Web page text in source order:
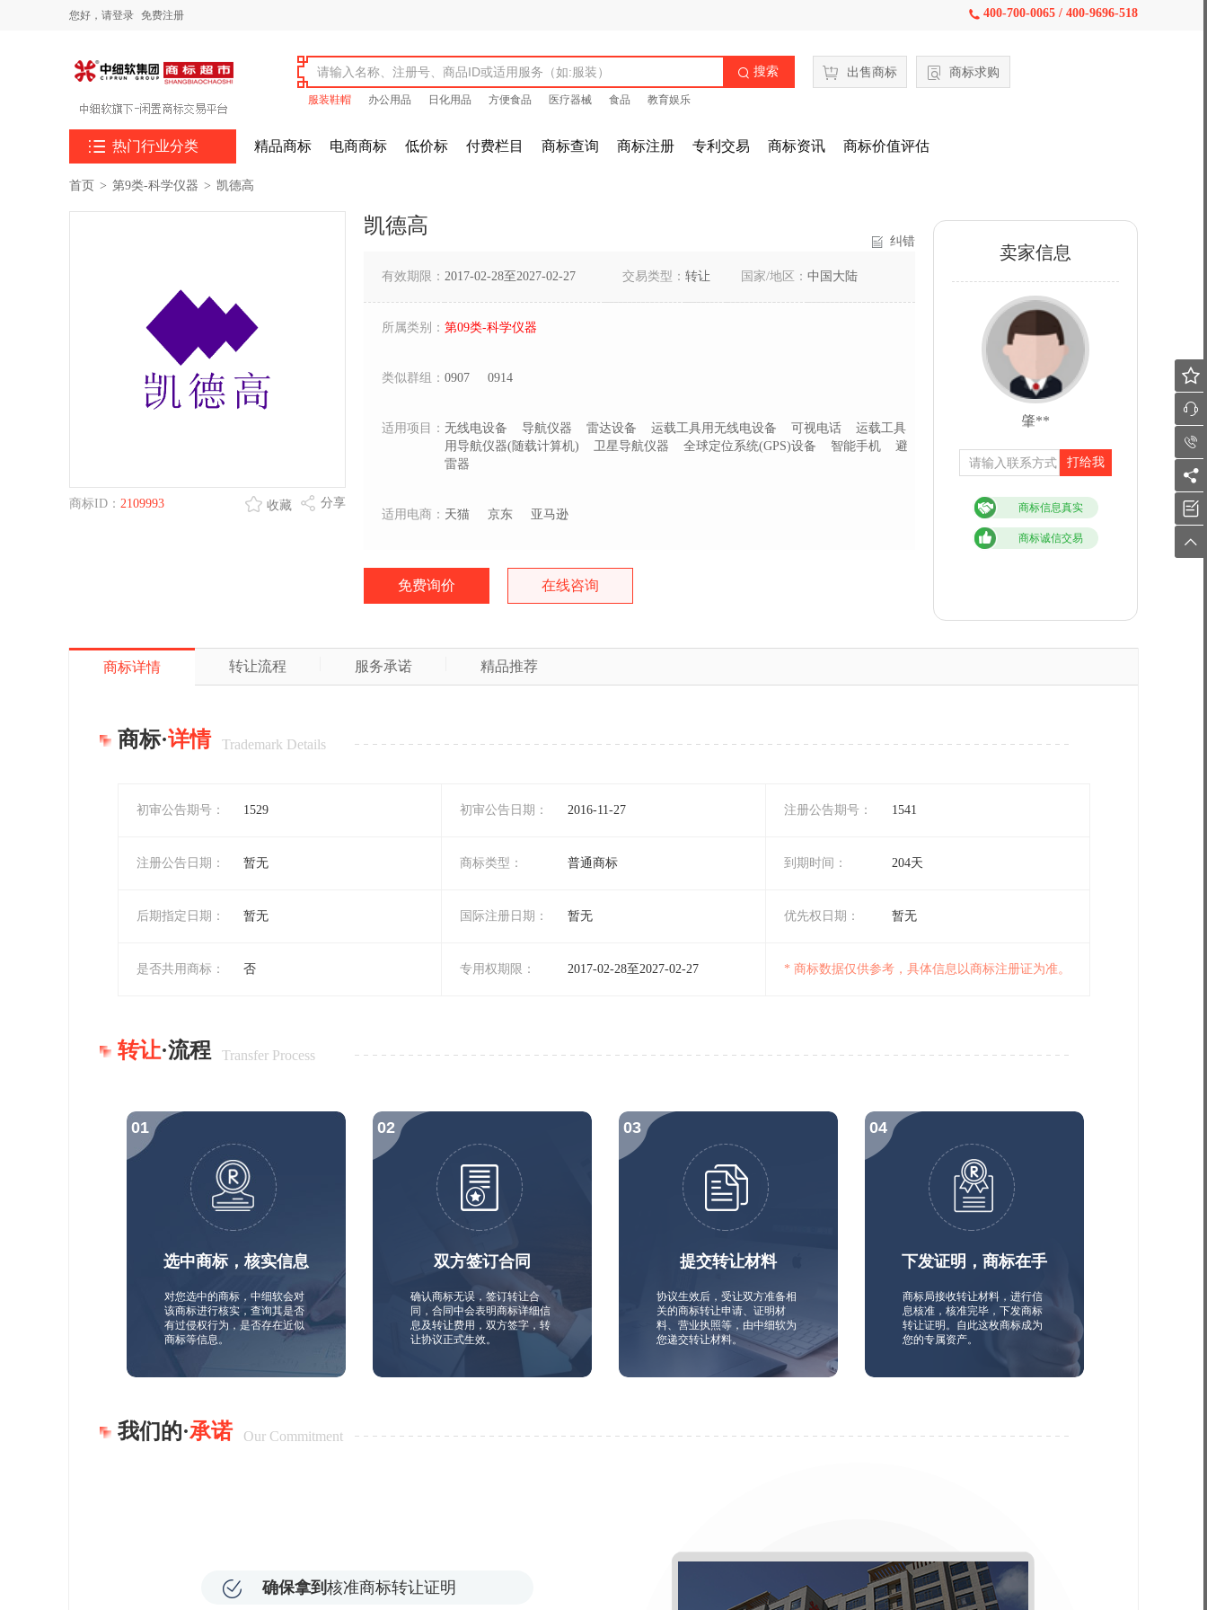
您好， 请登录 免费注册  400-700-0065 / 400-9696-518
 搜索
服装鞋帽 办公用品 日化用品 方便食品 医疗器械 食品 教育娱乐
出售商标 商标求购
 热门行业分类 精品商标 电商商标 低价标 付费栏目 商标查询 商标注册 专利交易 商标资讯 商标价值评估
首页 > 第9类-科学仪器 > 凯德高
商标ID： 2109993 分享
收藏
凯德高
纠错
有效期限： 2017-02-28至2027-02-27 交易类型： 转让 国家/地区： 中国大陆
所属类别： 第09类-科学仪器
类似群组： 0907 0914
适用项目： 无线电设备 导航仪器 雷达设备 运载工具用无线电设备 可视电话
运载工具
用导航仪器(随载计算机)
卫星导航仪器 全球定位系统(GPS)设备 智能手机
避
雷器
适用电商： 天猫 京东 亚马逊
免费询价 在线咨询
卖家信息
肇**
打给我
商标信息真实
商标诚信交易
商标详情 转让流程 服务承诺 精品推荐
商标·详情 Trademark Details
初审公告期号： 1529 初审公告日期： 2016-11-27 注册公告期号： 1541
注册公告日期： 暂无 商标类型： 普通商标 到期时间： 204天
后期指定日期： 暂无 国际注册日期： 暂无 优先权日期： 暂无
是否共用商标： 否 专用权期限： 2017-02-28至2027-02-27 * 商标数据仅供参考，具体信息以商标注册证为准。
转让·流程 Transfer Process
选中商标，核实信息
对您选中的商标，中细软会对
该商标进行核实，查询其是否
有过侵权行为，是否存在近似
商标等信息。
双方签订合同
确认商标无误，签订转让合
同，合同中会表明商标详细信
息及转让费用，双方签字，转
让协议正式生效。
提交转让材料
协议生效后，受让双方准备相
关的商标转让申请、证明材
料、营业执照等，由中细软为
您递交转让材料。
下发证明，商标在手
商标局接收转让材料，进行信
息核准，核准完毕，下发商标
转让证明。自此这枚商标成为
您的专属资产。
我们的·承诺 Our Commitment
确保拿到 核准商标转让证明





